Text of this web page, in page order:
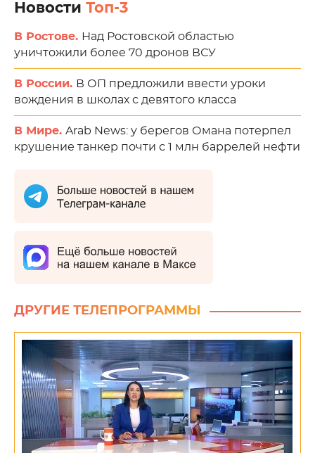
Новости Топ-3
В Ростове. Над Ростовской областью
уничтожили более 70 дронов ВСУ
В России. В ОП предложили ввести уроки
вождения в школах с девятого класса
В Мире. Arab News: у берегов Омана потерпел
крушение танкер почти с 1 млн баррелей нефти
ДРУГИЕ ТЕЛЕПРОГРАММЫ